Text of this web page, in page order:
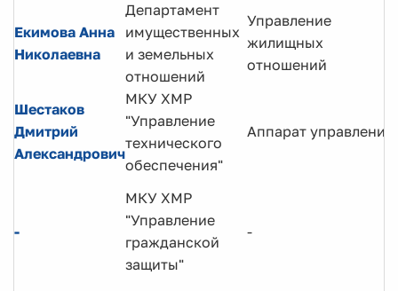
Екимова Анна
Николаевна
Департамент
имущественных
и земельных
отношений
Управление
жилищных
отношений
Шестаков
Дмитрий
Александрович
МКУ ХМР
"Управление
технического
обеспечения"
Аппарат управления
-
МКУ ХМР
"Управление
гражданской
защиты"
-